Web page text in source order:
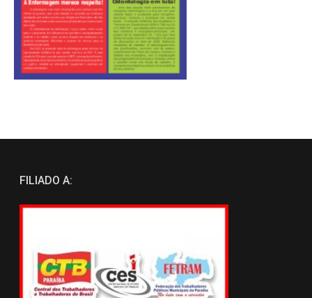
FILIADO A: